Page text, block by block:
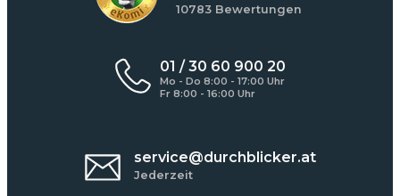
10783 Bewertungen
01 / 30 60 900 20
Mo - Do 8:00 - 17:00 Uhr
Fr 8:00 - 16:00 Uhr
service@durchblicker.at
Jederzeit